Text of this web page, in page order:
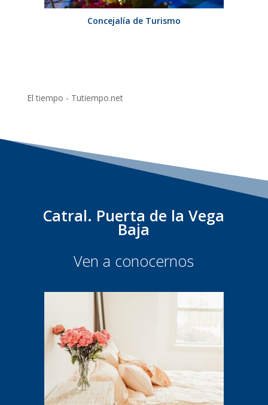
Concejalía de Turismo
El tiempo - Tutiempo.net
Catral. Puerta de la Vega
Baja
Ven a conocernos